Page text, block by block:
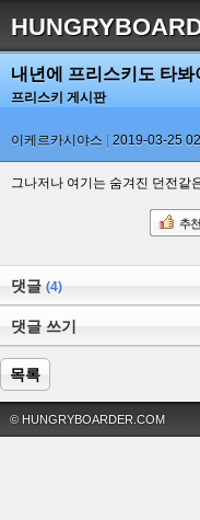
내년에 프리스키도 타봐
프리스키 게시판
이케르카시야스 2019-03-25
그나저나 여기는 숨겨진 던전같
추
댓글 (4)
댓글 쓰기
목록
© HUNGRYBOARDER.COM